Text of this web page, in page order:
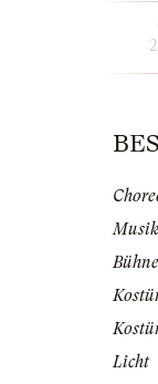
Musik
Bühne
Licht